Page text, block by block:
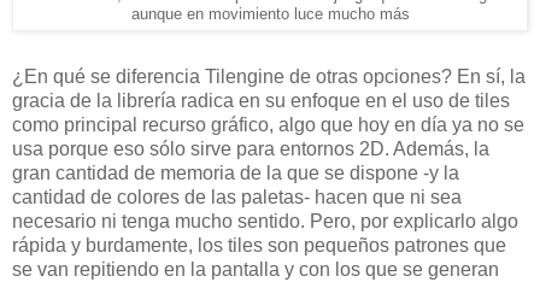
aunque en movimiento luce mucho más
¿En qué se diferencia Tilengine de otras opciones? En sí, la
gracia de la librería radica en su enfoque en el uso de tiles
como principal recurso gráfico, algo que hoy en día ya no se
usa porque eso sólo sirve para entornos 2D. Además, la
gran cantidad de memoria de la que se dispone -y la
cantidad de colores de las paletas- hacen que ni sea
necesario ni tenga mucho sentido. Pero, por explicarlo algo
rápida y burdamente, los tiles son pequeños patrones que
se van repitiendo en la pantalla y con los que se generan